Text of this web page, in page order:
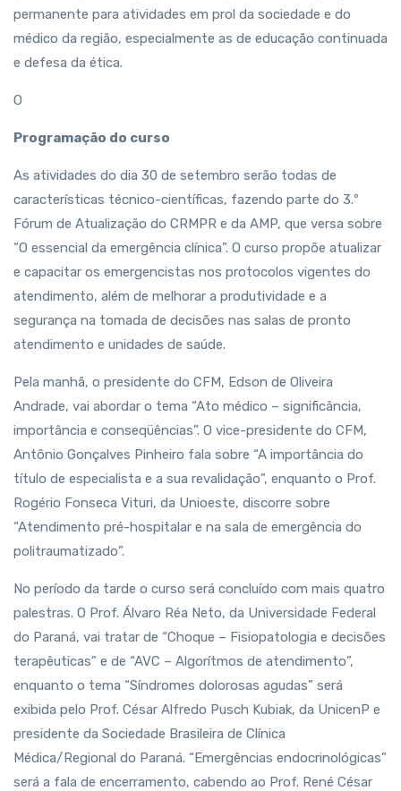
permanente para atividades em prol da sociedade e do
médico da região, especialmente as de educação continuada
e defesa da ética.
O
Programação do curso
As atividades do dia 30 de setembro serão todas de
características técnico-científicas, fazendo parte do 3.º
Fórum de Atualização do CRMPR e da AMP, que versa sobre
“O essencial da emergência clínica”. O curso propõe atualizar
e capacitar os emergencistas nos protocolos vigentes do
atendimento, além de melhorar a produtividade e a
segurança na tomada de decisões nas salas de pronto
atendimento e unidades de saúde.
Pela manhã, o presidente do CFM, Edson de Oliveira
Andrade, vai abordar o tema “Ato médico – significância,
importância e conseqüências”. O vice-presidente do CFM,
Antônio Gonçalves Pinheiro fala sobre “A importância do
título de especialista e a sua revalidação”, enquanto o Prof.
Rogério Fonseca Vituri, da Unioeste, discorre sobre
“Atendimento pré-hospitalar e na sala de emergência do
politraumatizado”.
No período da tarde o curso será concluído com mais quatro
palestras. O Prof. Álvaro Réa Neto, da Universidade Federal
do Paraná, vai tratar de “Choque – Fisiopatologia e decisões
terapêuticas” e de “AVC – Algorítmos de atendimento”,
enquanto o tema “Síndromes dolorosas agudas” será
exibida pelo Prof. César Alfredo Pusch Kubiak, da UnicenP e
presidente da Sociedade Brasileira de Clínica
Médica/Regional do Paraná. “Emergências endocrinológicas”
será a fala de encerramento, cabendo ao Prof. René César